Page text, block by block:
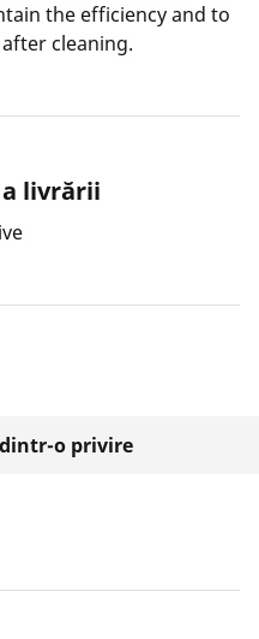
the efficiency and to
cleaning.
livrării
o privire